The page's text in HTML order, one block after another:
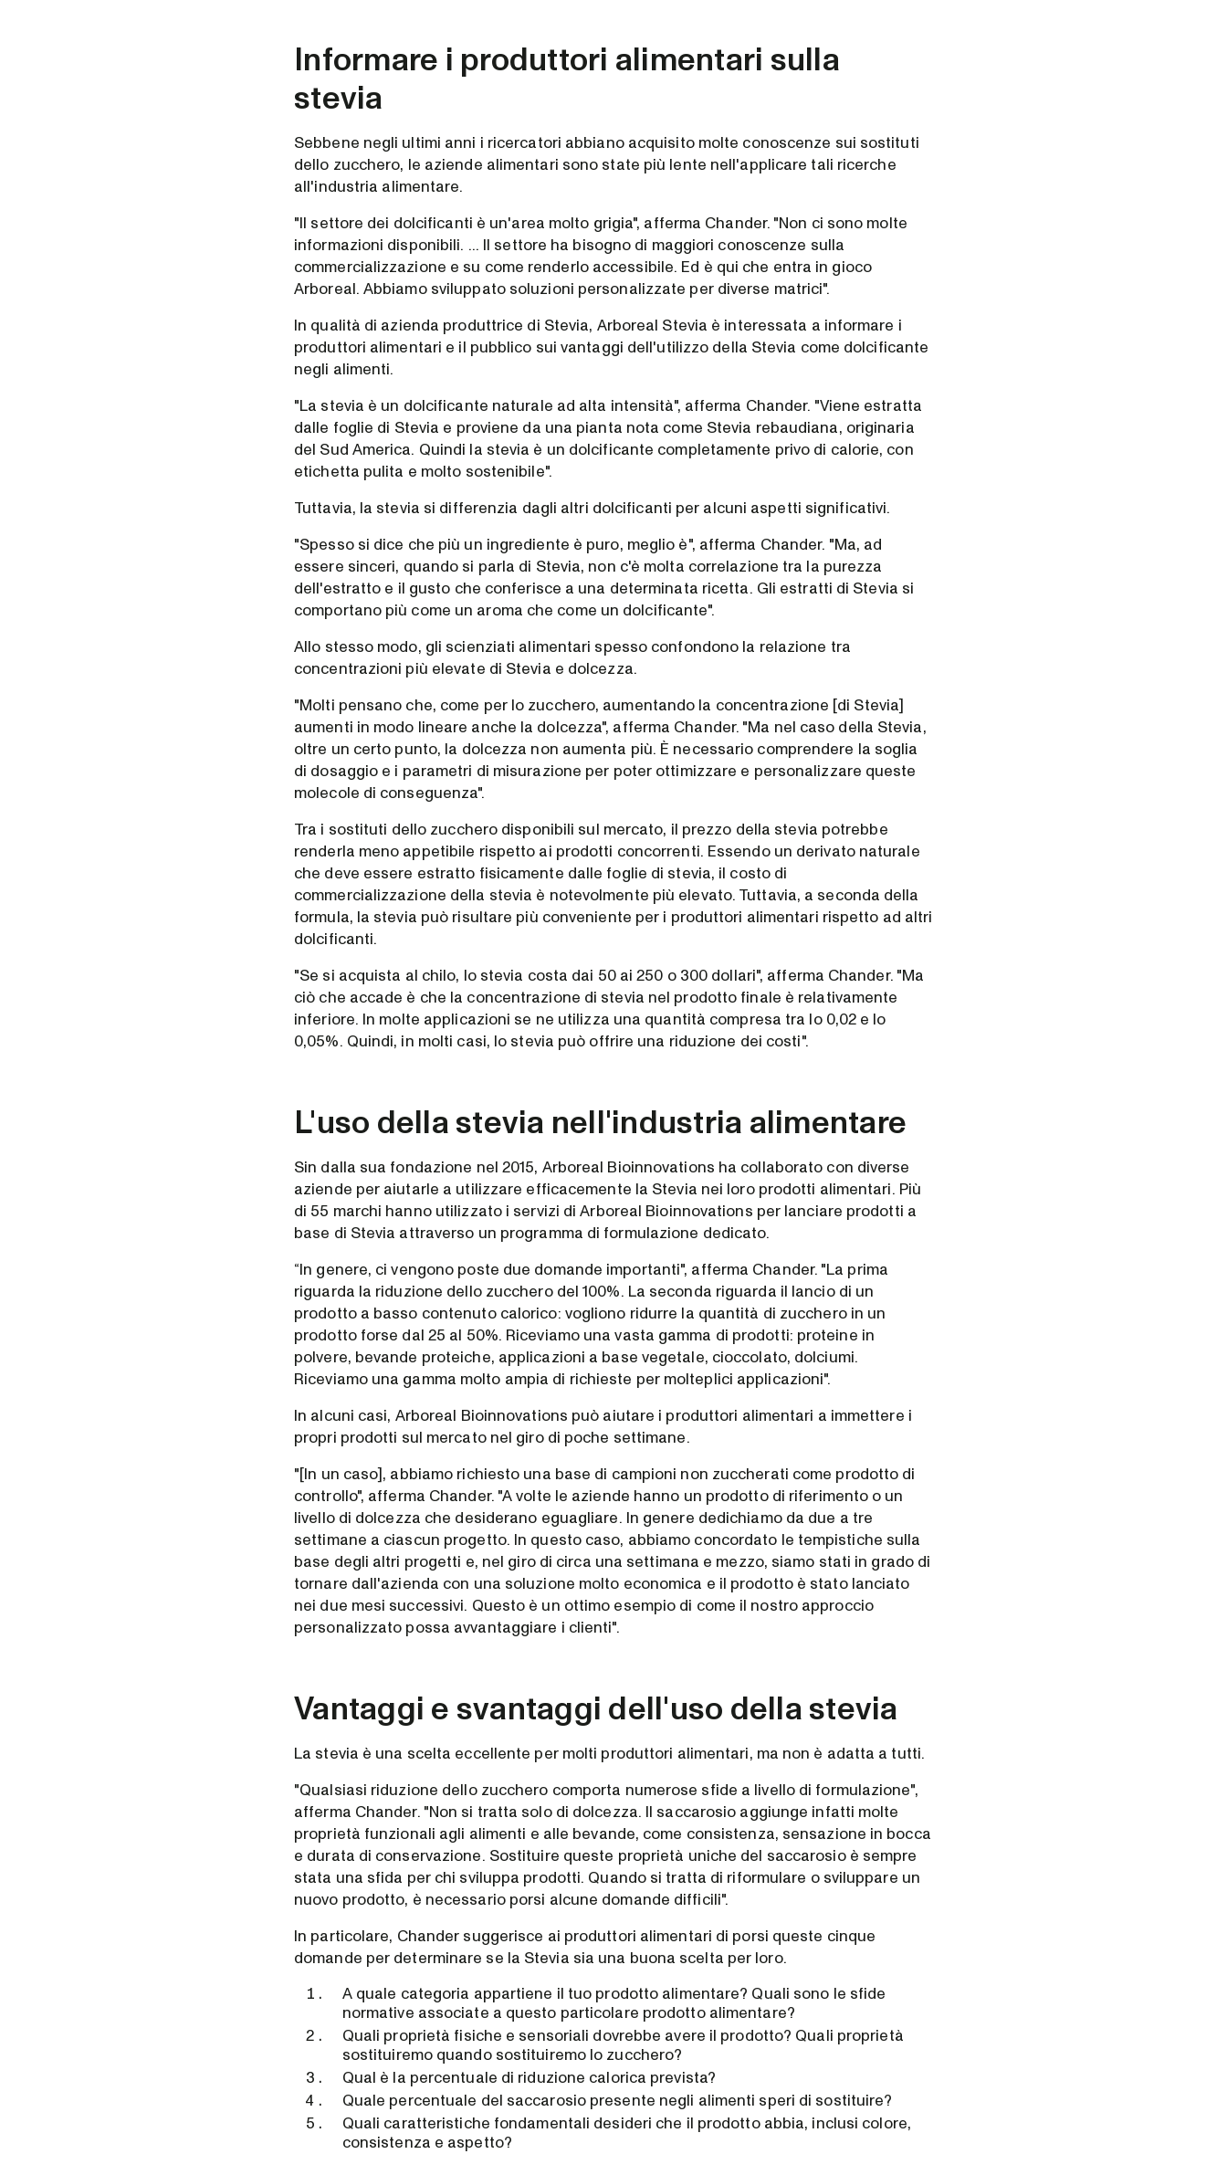
Informare i produttori alimentari sulla
stevia
Sebbene negli ultimi anni i ricercatori abbiano acquisito molte conoscenze sui sostituti
dello zucchero, le aziende alimentari sono state più lente nell'applicare tali ricerche
all'industria alimentare.
"Il settore dei dolcificanti è un'area molto grigia", afferma Chander. "Non ci sono molte
informazioni disponibili. ... Il settore ha bisogno di maggiori conoscenze sulla
commercializzazione e su come renderlo accessibile. Ed è qui che entra in gioco
Arboreal. Abbiamo sviluppato soluzioni personalizzate per diverse matrici".
In qualità di azienda produttrice di Stevia, Arboreal Stevia è interessata a informare i
produttori alimentari e il pubblico sui vantaggi dell'utilizzo della Stevia come dolcificante
negli alimenti.
"La stevia è un dolcificante naturale ad alta intensità", afferma Chander. "Viene estratta
dalle foglie di Stevia e proviene da una pianta nota come Stevia rebaudiana, originaria
del Sud America. Quindi la stevia è un dolcificante completamente privo di calorie, con
etichetta pulita e molto sostenibile".
Tuttavia, la stevia si differenzia dagli altri dolcificanti per alcuni aspetti significativi.
"Spesso si dice che più un ingrediente è puro, meglio è", afferma Chander. "Ma, ad
essere sinceri, quando si parla di Stevia, non c'è molta correlazione tra la purezza
dell'estratto e il gusto che conferisce a una determinata ricetta. Gli estratti di Stevia si
comportano più come un aroma che come un dolcificante".
Allo stesso modo, gli scienziati alimentari spesso confondono la relazione tra
concentrazioni più elevate di Stevia e dolcezza.
"Molti pensano che, come per lo zucchero, aumentando la concentrazione [di Stevia]
aumenti in modo lineare anche la dolcezza", afferma Chander. "Ma nel caso della Stevia,
oltre un certo punto, la dolcezza non aumenta più. È necessario comprendere la soglia
di dosaggio e i parametri di misurazione per poter ottimizzare e personalizzare queste
molecole di conseguenza".
Tra i sostituti dello zucchero disponibili sul mercato, il prezzo della stevia potrebbe
renderla meno appetibile rispetto ai prodotti concorrenti. Essendo un derivato naturale
che deve essere estratto fisicamente dalle foglie di stevia, il costo di
commercializzazione della stevia è notevolmente più elevato. Tuttavia, a seconda della
formula, la stevia può risultare più conveniente per i produttori alimentari rispetto ad altri
dolcificanti.
"Se si acquista al chilo, lo stevia costa dai 50 ai 250 o 300 dollari", afferma Chander. "Ma
ciò che accade è che la concentrazione di stevia nel prodotto finale è relativamente
inferiore. In molte applicazioni se ne utilizza una quantità compresa tra lo 0,02 e lo
0,05%. Quindi, in molti casi, lo stevia può offrire una riduzione dei costi".
L'uso della stevia nell'industria alimentare
Sin dalla sua fondazione nel 2015, Arboreal Bioinnovations ha collaborato con diverse
aziende per aiutarle a utilizzare efficacemente la Stevia nei loro prodotti alimentari. Più
di 55 marchi hanno utilizzato i servizi di Arboreal Bioinnovations per lanciare prodotti a
base di Stevia attraverso un programma di formulazione dedicato.
“In genere, ci vengono poste due domande importanti", afferma Chander. "La prima
riguarda la riduzione dello zucchero del 100%. La seconda riguarda il lancio di un
prodotto a basso contenuto calorico: vogliono ridurre la quantità di zucchero in un
prodotto forse dal 25 al 50%. Riceviamo una vasta gamma di prodotti: proteine in
polvere, bevande proteiche, applicazioni a base vegetale, cioccolato, dolciumi.
Riceviamo una gamma molto ampia di richieste per molteplici applicazioni".
In alcuni casi, Arboreal Bioinnovations può aiutare i produttori alimentari a immettere i
propri prodotti sul mercato nel giro di poche settimane.
"[In un caso], abbiamo richiesto una base di campioni non zuccherati come prodotto di
controllo", afferma Chander. "A volte le aziende hanno un prodotto di riferimento o un
livello di dolcezza che desiderano eguagliare. In genere dedichiamo da due a tre
settimane a ciascun progetto. In questo caso, abbiamo concordato le tempistiche sulla
base degli altri progetti e, nel giro di circa una settimana e mezzo, siamo stati in grado di
tornare dall'azienda con una soluzione molto economica e il prodotto è stato lanciato
nei due mesi successivi. Questo è un ottimo esempio di come il nostro approccio
personalizzato possa avvantaggiare i clienti".
Vantaggi e svantaggi dell'uso della stevia
La stevia è una scelta eccellente per molti produttori alimentari, ma non è adatta a tutti.
"Qualsiasi riduzione dello zucchero comporta numerose sfide a livello di formulazione",
afferma Chander. "Non si tratta solo di dolcezza. Il saccarosio aggiunge infatti molte
proprietà funzionali agli alimenti e alle bevande, come consistenza, sensazione in bocca
e durata di conservazione. Sostituire queste proprietà uniche del saccarosio è sempre
stata una sfida per chi sviluppa prodotti. Quando si tratta di riformulare o sviluppare un
nuovo prodotto, è necessario porsi alcune domande difficili".
In particolare, Chander suggerisce ai produttori alimentari di porsi queste cinque
domande per determinare se la Stevia sia una buona scelta per loro.
A quale categoria appartiene il tuo prodotto alimentare? Quali sono le sfide
normative associate a questo particolare prodotto alimentare?
Quali proprietà fisiche e sensoriali dovrebbe avere il prodotto? Quali proprietà
sostituiremo quando sostituiremo lo zucchero?
Qual è la percentuale di riduzione calorica prevista?
Quale percentuale del saccarosio presente negli alimenti speri di sostituire?
Quali caratteristiche fondamentali desideri che il prodotto abbia, inclusi colore,
consistenza e aspetto?